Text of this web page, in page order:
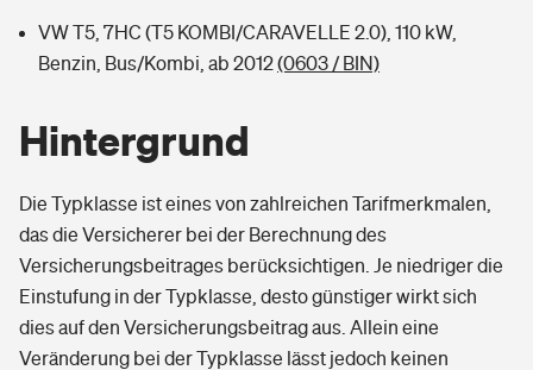
VW T5, 7HC (T5 KOMBI/CARAVELLE 2.0), 110 kW,
Benzin, Bus/Kombi, ab 2012(0603 / BIN)
Hintergrund
Die Typklasse ist eines von zahlreichen Tarifmerkmalen,
das die Versicherer bei der Berechnung des
Versicherungsbeitrages berücksichtigen. Je niedriger die
Einstufung in der Typklasse, desto günstiger wirkt sich
dies auf den Versicherungsbeitrag aus. Allein eine
Veränderung bei der Typklasse lässt jedoch keinen